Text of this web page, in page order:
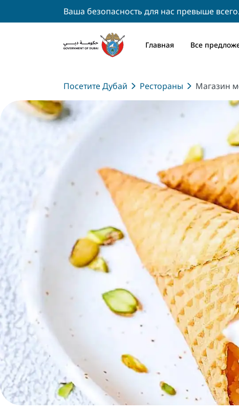
Ваша безопасность для нас превыше всего.
Главная Все
Посетите Дубай Рестораны Магазин